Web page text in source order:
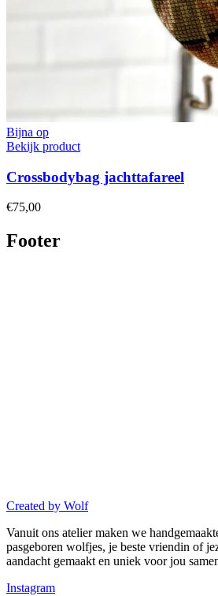
Bijna op
Bekijk product
Crossbodybag jachttafareel
€75,00
Footer
Created by Wolf
Vanuit ons atelier maken we
pasgeboren wolfjes, je beste vriendin of
aandacht gemaakt en uniek voor jou
Instagram